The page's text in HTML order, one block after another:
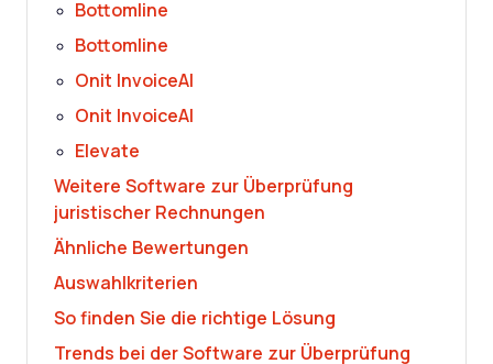
Bottomline
Bottomline
Onit InvoiceAI
Onit InvoiceAI
Elevate
Weitere Software zur Überprüfung
juristischer Rechnungen
Ähnliche Bewertungen
Auswahlkriterien
So finden Sie die richtige Lösung
Trends bei der Software zur Überprüfung